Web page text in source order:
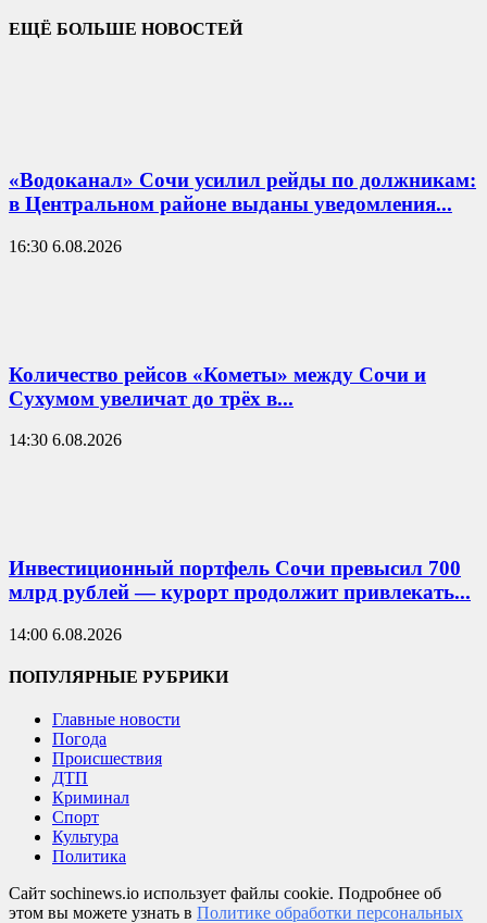
ЕЩЁ БОЛЬШЕ НОВОСТЕЙ
«Водоканал» Сочи усилил рейды по должникам:
в Центральном районе выданы уведомления...
16:30 6.08.2026
Количество рейсов «Кометы» между Сочи и
Сухумом увеличат до трёх в...
14:30 6.08.2026
Инвестиционный портфель Сочи превысил 700
млрд рублей — курорт продолжит привлекать...
14:00 6.08.2026
ПОПУЛЯРНЫЕ РУБРИКИ
Главные новости
Погода
Происшествия
ДТП
Криминал
Спорт
Культура
Политика
Сайт sochinews.io использует файлы cookie. Подробнее об
этом вы можете узнать в Политике обработки персональных